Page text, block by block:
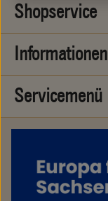
Shopservice
Informationen
Servicemenü